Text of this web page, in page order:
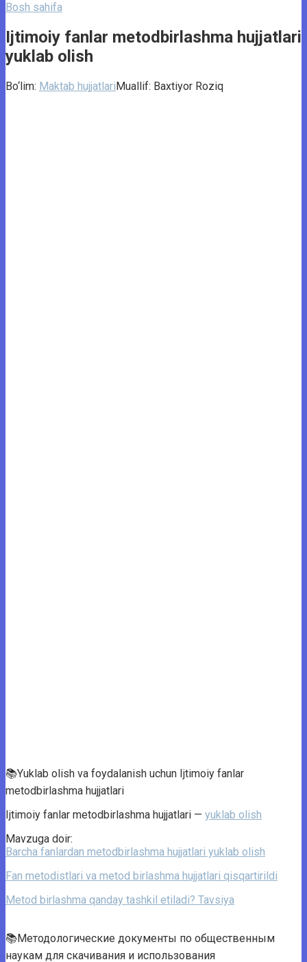
Bosh sahifa
Ijtimoiy fanlar metodbirlashma hujjatlari
yuklab olish
Bo‘lim: Maktab hujjatlariMuallif: Baxtiyor Roziq
📚Yuklab olish va foydalanish uchun Ijtimoiy fanlar
metodbirlashma hujjatlari
Ijtimoiy fanlar metodbirlashma hujjatlari — yuklab olish
Mavzuga doir:
Barcha fanlardan metodbirlashma hujjatlari yuklab olish
Fan metodistlari va metod birlashma hujjatlari qisqartirildi
Metod birlashma qanday tashkil etiladi? Tavsiya
📚Методологические документы по общественным
наукам для скачивания и использования